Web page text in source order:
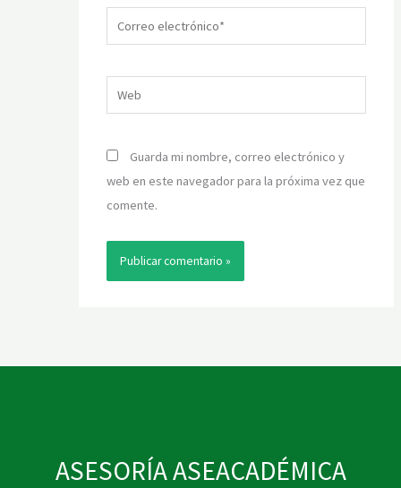
electrónico*
Guarda mi nombre, correo electrónico y
web en este navegador para la próxima vez que
comente.
ASESORÍA ASEACADÉMICA